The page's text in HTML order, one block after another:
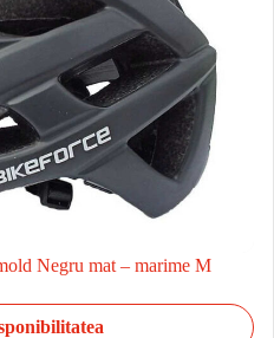
Negru mat – marime M